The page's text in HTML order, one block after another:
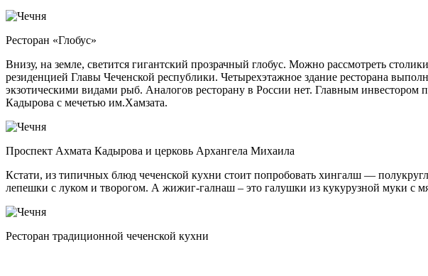
Ресторан «Глобус»
Внизу, на земле, светится гигантский прозрачный глобус. Можно рассмотреть
резиденцией Главы Чеченской республики. Четырехэтажное здание ресторана
экзотическими видами рыб. Аналогов ресторану в России нет. Главным
Кадырова с мечетью им.Хамзата.
Проспект Ахмата Кадырова и церковь Архангела Михаила
Кстати, из типичных блюд чеченской кухни стоит попробовать хингалш —
лепешки с луком и творогом. А жижиг-галнаш – это галушки из кукурузной муки с
Ресторан традиционной чеченской кухни